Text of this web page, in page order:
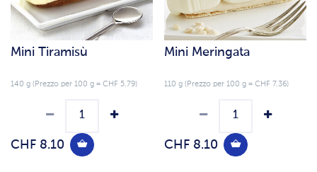
Mini Tiramisù
140 g (Prezzo per 100 g = CHF 5.79)
CHF 8.10
Mini Meringata
110 g (Prezzo per 100 g = CHF 7.36)
CHF 8.10